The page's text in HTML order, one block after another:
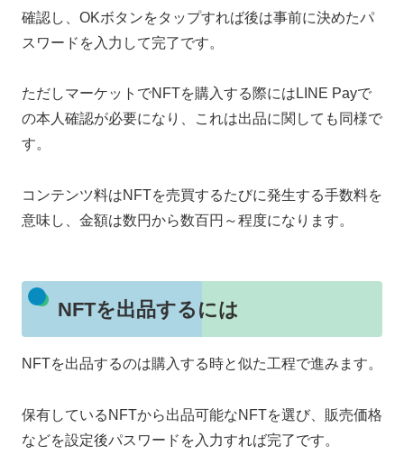
確認し、OKボタンをタップすれば後は事前に決めたパ
スワードを入力して完了です。
ただしマーケットでNFTを購入する際にはLINE Payで
の本人確認が必要になり、これは出品に関しても同様で
す。
コンテンツ料はNFTを売買するたびに発生する手数料を
意味し、金額は数円から数百円～程度になります。
NFTを出品するには
NFTを出品するのは購入する時と似た工程で進みます。
保有しているNFTから出品可能なNFTを選び、販売価格
などを設定後パスワードを入力すれば完了です。